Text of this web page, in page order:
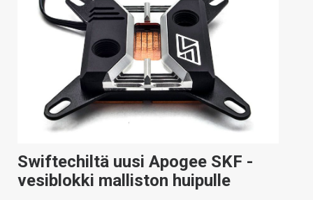
Swiftechiltä uusi Apogee SKF -
vesiblokki malliston huipulle